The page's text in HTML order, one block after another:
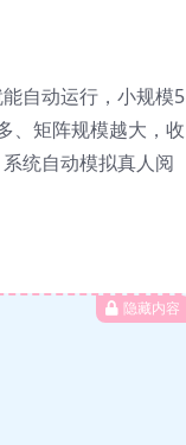
自动运行，小规模5
、矩阵规模越大，收
统自动模拟真人阅
隐藏内容